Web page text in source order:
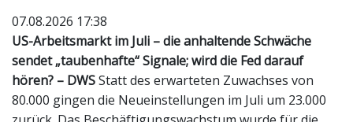
07.08.2026 17:38
US-Arbeitsmarkt im Juli – die anhaltende Schwäche
sendet „taubenhafte“ Signale; wird die Fed darauf
hören? – DWSStatt des erwarteten Zuwachses von
80.000 gingen die Neueinstellungen im Juli um 23.000